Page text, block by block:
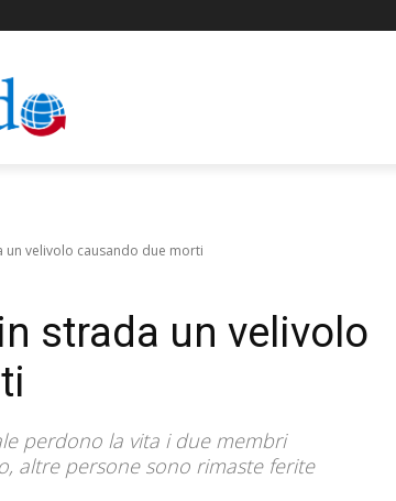
un velivolo causando due morti
strada un velivolo
perdono la vita i due membri
altre persone sono rimaste ferite